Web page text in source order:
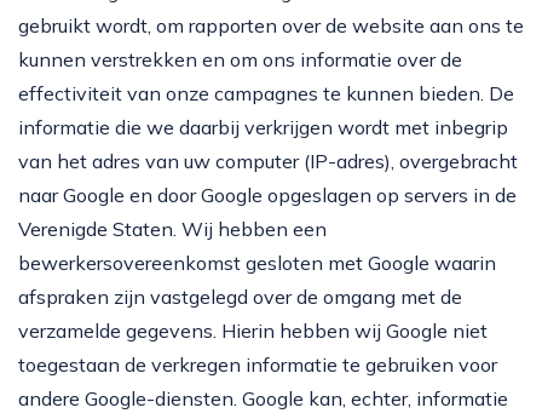
gebruikt wordt, om rapporten over de website aan ons te
kunnen verstrekken en om ons informatie over de
effectiviteit van onze campagnes te kunnen bieden. De
informatie die we daarbij verkrijgen wordt met inbegrip
van het adres van uw computer (IP-adres), overgebracht
naar Google en door Google opgeslagen op servers in de
Verenigde Staten. Wij hebben een
bewerkersovereenkomst gesloten met Google waarin
afspraken zijn vastgelegd over de omgang met de
verzamelde gegevens. Hierin hebben wij Google niet
toegestaan de verkregen informatie te gebruiken voor
andere Google-diensten. Google kan, echter, informatie